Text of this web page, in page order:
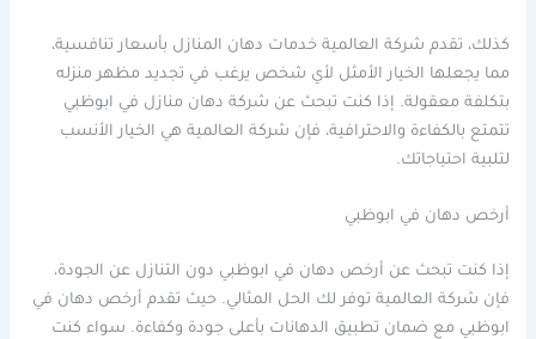
كذلك، تقدم شركة العالمية خدمات دهان المنازل بأسعار تنافسية،
مما يجعلها الخيار الأمثل لأي شخص يرغب في تجديد مظهر منزله
بتكلفة معقولة. إذا كنت تبحث عن شركة دهان منازل في ابوظبي
تتمتع بالكفاءة والاحترافية، فإن شركة العالمية هي الخيار الأنسب
لتلبية احتياجاتك.
أرخص دهان في ابوظبي
إذا كنت تبحث عن أرخص دهان في ابوظبي دون التنازل عن الجودة،
فإن شركة العالمية توفر لك الحل المثالي. حيث تقدم أرخص دهان في
ابوظبي مع ضمان تطبيق الدهانات بأعلى جودة وكفاءة. سواء كنت